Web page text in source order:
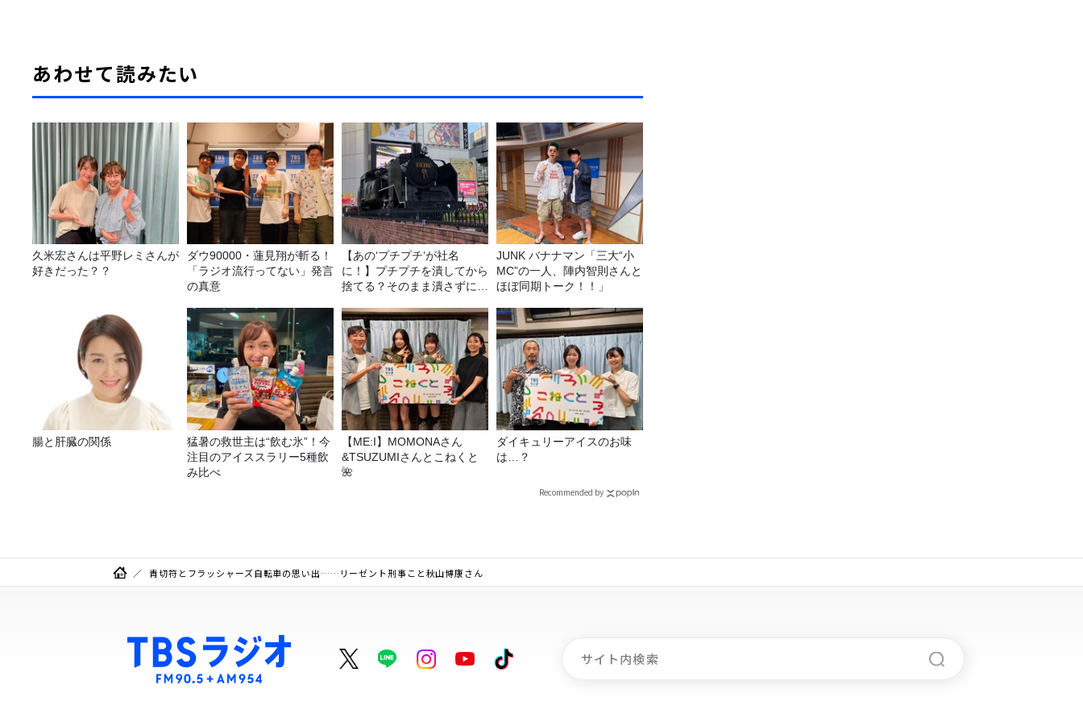
あわせて読みたい
久米宏さんは平野レミさんが
好きだった？？
ダウ90000・蓮見翔が斬る！
「ラジオ流行ってない」発言
の真意
【あの‘プチプチ‘が社名
に！】プチプチを潰してから
捨てる？そのまま潰さずに捨
JUNK バナナマン「三大“小
MC”の一人、陣内智則さんと
ほぼ同期トーク！！」
腸と肝臓の関係
猛暑の救世主は“飲む氷”！今
注目のアイススラリー5種飲
み比べ
【ME:I】MOMONAさん
&TSUZUMIさんとこねくと
🌺
ダイキュリーアイスのお味
は…？
Recommended by
青切符とフラッシャーズ自転車の思い出……リーゼント刑事こと秋山博康さん